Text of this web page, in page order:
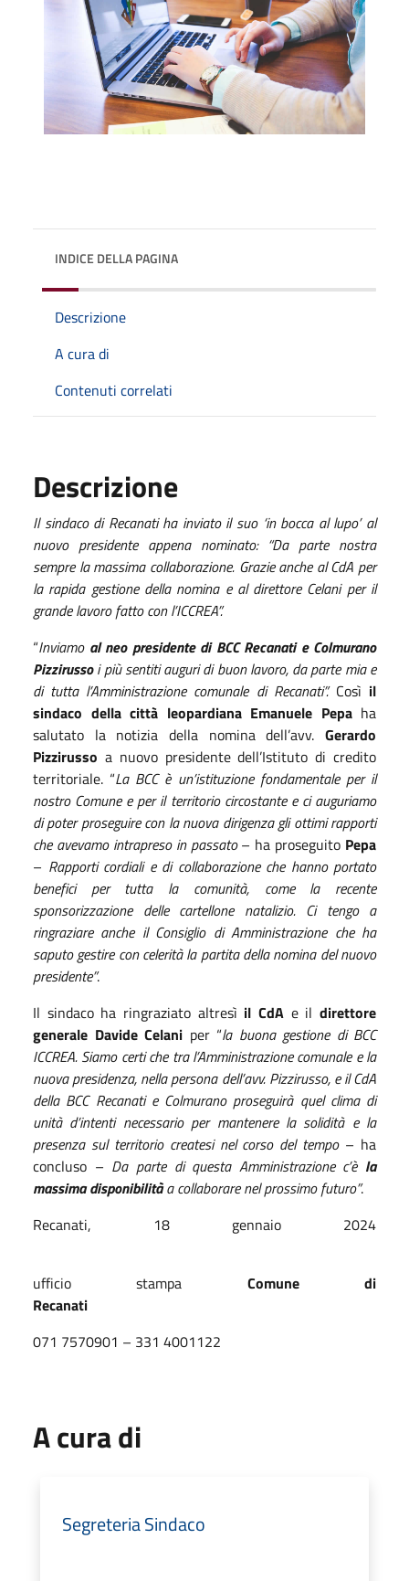
INDICE DELLA PAGINA
Descrizione
A cura di
Contenuti correlati
Descrizione
Il sindaco di Recanati ha inviato il suo ‘in bocca al lupo’ al
nuovo presidente appena nominato: “Da parte nostra
sempre la massima collaborazione. Grazie anche al CdA per
la rapida gestione della nomina e al direttore Celani per il
grande lavoro fatto con l’ICCREA”.
“Inviamo al neo presidente di BCC Recanati e Colmurano
Pizzirussoi più sentiti auguri di buon lavoro, da parte mia e
di tutta l’Amministrazione comunale di Recanati”. Così il
sindaco della città leopardiana Emanuele Pepaha
salutato la notizia della nomina dell’avv. Gerardo
Pizzirusso a nuovo presidente dell’Istituto di credito
territoriale. “La BCC è un’istituzione fondamentale per il
nostro Comune e per il territorio circostante e ci auguriamo
di poter proseguire con la nuova dirigenza gli ottimi rapporti
che avevamo intrapreso in passato– ha proseguito Pepa
– Rapporti cordiali e di collaborazione che hanno portato
benefici per tutta la comunità, come la recente
sponsorizzazione delle cartellone natalizio. Ci tengo a
ringraziare anche il Consiglio di Amministrazione che ha
saputo gestire con celerità la partita della nomina del nuovo
presidente”.
Il sindaco ha ringraziato altresì il CdA e ildirettore
generale Davide Celani per “la buona gestione di BCC
ICCREA. Siamo certi che tra l’Amministrazione comunale e la
nuova presidenza, nella persona dell’avv. Pizzirusso, e il CdA
della BCC Recanati e Colmurano proseguirà quel clima di
unità d’intenti necessario per mantenere la solidità e la
presenza sul territorio createsi nel corso del tempo– ha
concluso – Da parte di questa Amministrazione c’è la
massima disponibilitàa collaborare nel prossimo futuro”.
Recanati, 18 gennaio 2024
ufficio stampa Comune di
071 7570901 – 331 4001122
A cura di
Segreteria Sindaco